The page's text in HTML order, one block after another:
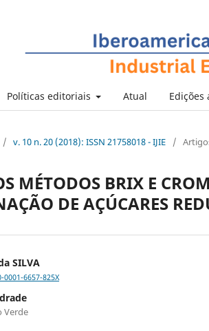
Políticas editoriais Atual Edições
/ v. 10 n. 20 (2018): ISSN 21758018 - IJIE /
MÉTODOS BRIX E
DE AÇÚCARES
SILVA
6657-825X
Verde